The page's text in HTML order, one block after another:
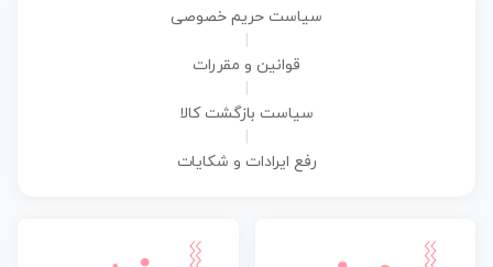
سیاست حریم خصوصی
قوانین و مقررات
سیاست بازگشت کالا
رفع ایرادات و شکایات